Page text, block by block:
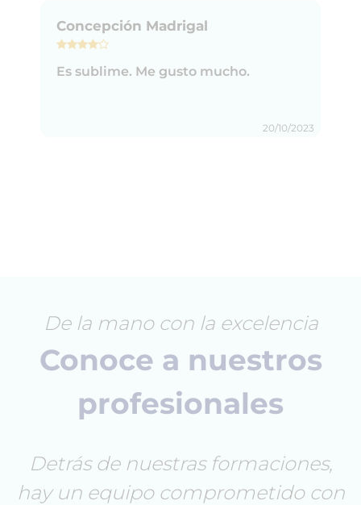
Concepción Madrigal
Es sublime. Me gusto mucho.
20/10/2023
De la mano con la excelencia
Conoce a nuestros
profesionales
Detrás de nuestras formaciones,
hay un equipo comprometido con